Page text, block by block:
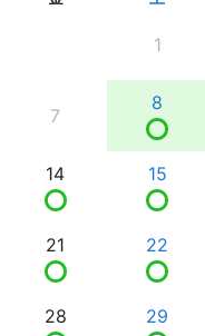
1
7
8
14 15
21 22
28 29